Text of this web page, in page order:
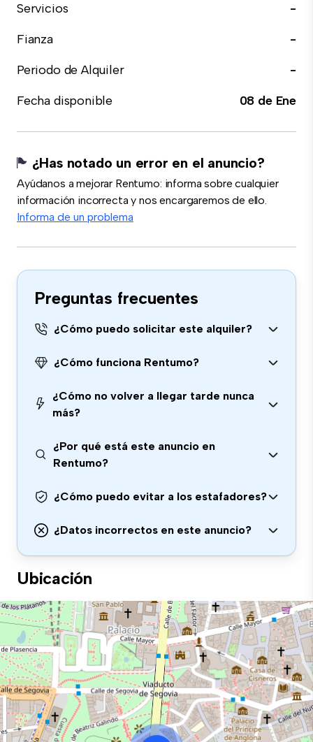
Servicios
-
Fianza
-
Periodo de Alquiler
-
Fecha disponible
08 de Ene
¿Has notado un error en el anuncio?
Ayúdanos a mejorar Rentumo: informa sobre cualquier
información incorrecta y nos encargaremos de ello.
Informa de un problema
Preguntas frecuentes
¿Cómo puedo solicitar este alquiler?
¿Cómo funciona Rentumo?
¿Cómo no volver a llegar tarde nunca
más?
¿Por qué está este anuncio en
Rentumo?
¿Cómo puedo evitar a los estafadores?
¿Datos incorrectos en este anuncio?
Ubicación